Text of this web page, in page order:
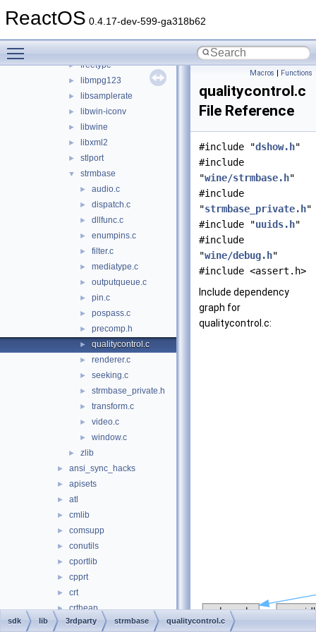
ReactOS 0.4.17-dev-599-ga318b62
▼ 3rdparty
► freetype
► libmpg123
► libsamplerate
► libwin-iconv
► libwine
► libxml2
► stlport
▼ strmbase
► audio.c
► dispatch.c
► dllfunc.c
► enumpins.c
► filter.c
► mediatype.c
► outputqueue.c
► pin.c
► pospass.c
► precomp.h
► qualitycontrol.c
► renderer.c
► seeking.c
► strmbase_private.h
► transform.c
► video.c
► window.c
► zlib
► ansi_sync_hacks
► apisets
► atl
► cmlib
► comsupp
► conutils
► cportlib
► cpprt
► crt
► crtheap
► cryptlib
Macros | Functions
qualitycontrol.c
File Reference
#include "dshow.h"
#include
"wine/strmbase.h"
#include
"strmbase_private.h"
#include "uuids.h"
#include
"wine/debug.h"
#include <assert.h>
Include dependency
graph for
qualitycontrol.c:
sdk lib 3rdparty strmbase qualitycontrol.c